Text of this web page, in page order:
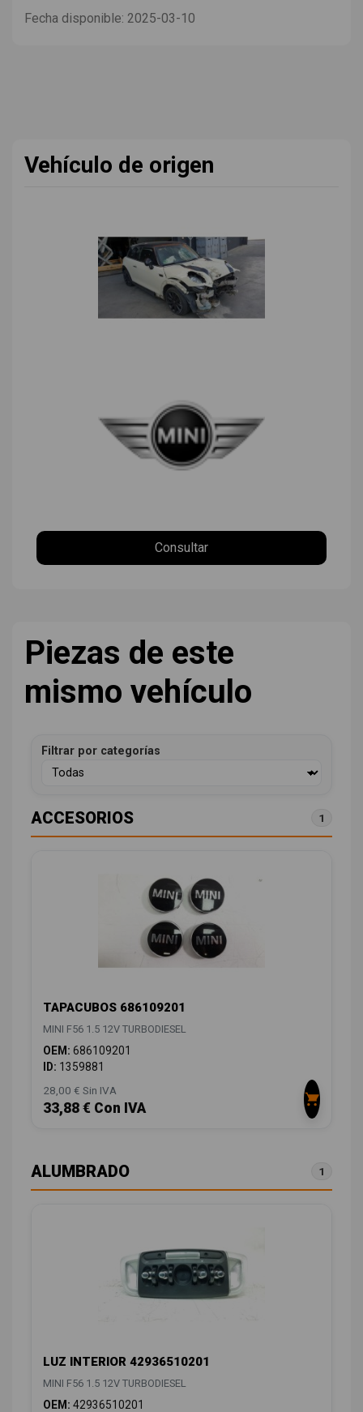
Fecha disponible: 2025-03-10
Vehículo de origen
Consultar
Piezas de este
mismo vehículo
Filtrar por categorías
ACCESORIOS 1
TAPACUBOS 686109201
MINI F56 1.5 12V TURBODIESEL
OEM: 686109201
ID: 1359881
28,00 € Sin IVA
33,88 € Con IVA
ALUMBRADO 1
LUZ INTERIOR 42936510201
MINI F56 1.5 12V TURBODIESEL
OEM: 42936510201